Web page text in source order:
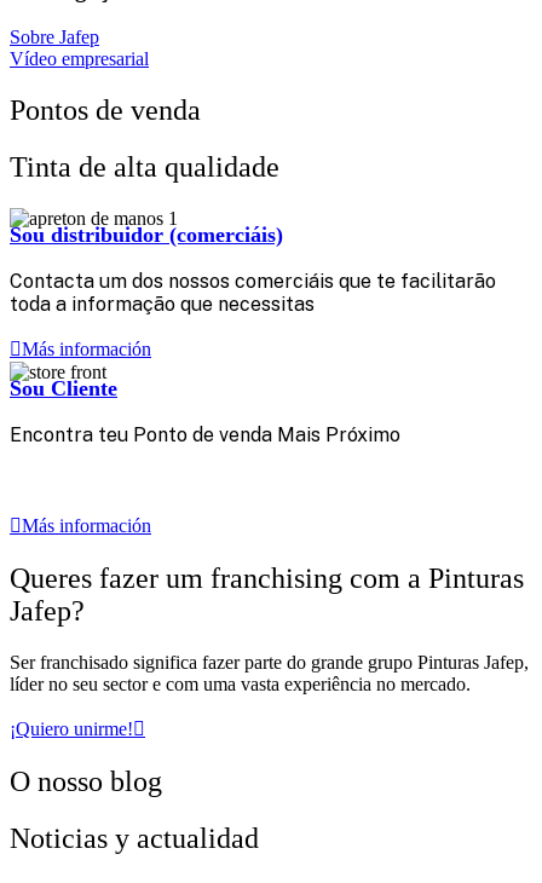
Sobre Jafep
Vídeo empresarial
Pontos de venda
Tinta de alta qualidade
Sou distribuidor (comerciáis)
Contacta um dos nossos comerciáis que te facilitarão
toda a informação que necessitas
Más información
Sou Cliente
Encontra teu Ponto de venda Mais Próximo‎ ‎
Más información
Queres fazer um franchising com a Pinturas
Jafep?
Ser franchisado significa fazer parte do grande grupo Pinturas Jafep,
líder no seu sector e com uma vasta experiência no mercado.
¡Quiero unirme!
O nosso blog
Noticias y actualidad